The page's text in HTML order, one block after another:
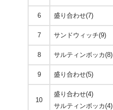
6 盛り合わせ(7)
7 サンドウィッチ(9)
8 サルティンボッカ(8)
9 盛り合わせ(5)
10
盛り合わせ(4)
サルティンボッカ(4)